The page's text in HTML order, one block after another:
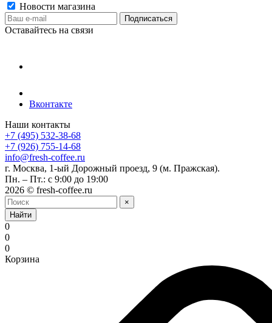
Новости магазина
Оставайтесь на связи
Вконтакте
Наши контакты
+7 (495) 532-38-68
+7 (926) 755-14-68
info@fresh-coffee.ru
г. Москва, 1-ый Дорожный проезд, 9 (м. Пражская).
Пн. – Пт.: с 9:00 до 19:00
2026 © fresh-coffee.ru
×
Найти
0
0
0
Корзина